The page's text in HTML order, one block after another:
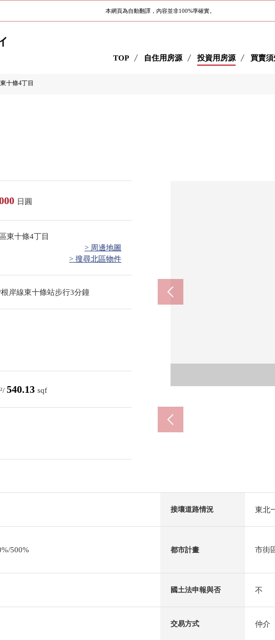
本網頁為自動翻譯，內容並非100%準確實。
TOP 自住用房源 投資用房源 買賣須
十條4丁目
日圓
東十條4丁目
> 周邊地圖
> 搜尋北區物件
岸線東十條站步行3分鐘
540.13 sqf
接壤道路情況 東北
500% 都市計畫 市街
國土法申報與否 不
交易方式 仲介